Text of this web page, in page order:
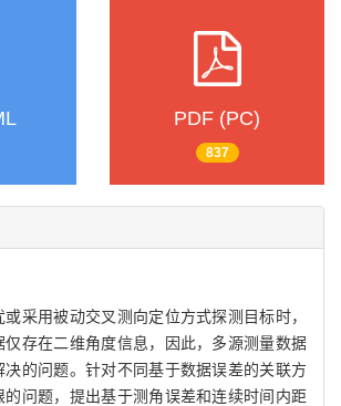
PDF (PC)
837
或采用被动交叉测向定位方式探测目标时，
仅存在二维角度信息，因此，多源测量数据
决的问题。针对不同基于数据误差的关联方
的问题，提出基于测角误差和连续时间内距